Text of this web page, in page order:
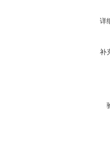
详
补